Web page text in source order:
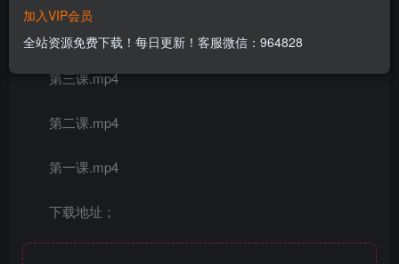
素材
第三课.mp4
第二课.mp4
第一课.mp4
下载地址；
加入VIP会员
全站资源免费下载！每日更新！客服微信：964828